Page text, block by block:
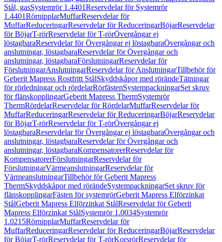
Stål, gasSystemrör 1.4401Reservdelar för Systemrör
1.4401RörnipplarMuffarReservdelar för
MuffarReduceringarReservdelar för ReduceringarBöjarReservdelar
för BöjarT-rörReservdelar för T-rörÖvergångar ej
löstagbaraReservdelar för Övergångar ej löstagbaraÖvergångar och
anslutningar, löstagbaraReservdelar för Övergångar och
anslutningar, löstagbaraFörslutningarReservdelar för
FörslutningarAnslutningarReservdelar för AnslutningarTillbehör för
Geberit Mapress Rostfritt StålSkyddskåpor med rörändeTätningar
för rörledningar och rördelarRörfästenSystempackningarSet skruv
för flänskopplingarGeberit Mapress ThermSystemrör
ThermRördelarReservdelar för RördelarMuffarReservdelar för
MuffarReduceringarReservdelar för ReduceringarBöjarReservdelar
för BöjarT-rörReservdelar för T-rörÖvergångar ej
löstagbaraReservdelar för Övergångar ej löstagbaraÖvergångar och
anslutningar, löstagbaraReservdelar för Övergångar och
anslutningar, löstagbaraKompensatorerReservdelar för
KompensatorerFörslutningarReservdelar för
FörslutningarVärmeanslutningarReservdelar för
VärmeanslutningarTillbehör för Geberit Mapress
ThermSkyddskåpor med rörändeSystempackningarSet skruv för
flänskopplingarFästen för systemrörGeberit Mapress Elförzinkat
StålGeberit Mapress Elförzinkat StålReservdelar för Geberit
Mapress Elförzinkat StålSystemrör 1.0034Systemrör
1.0215RörnipplarMuffarReservdelar för
MuffarReduceringarReservdelar för ReduceringarBöjarReservdelar
för BöjarT-rörReservdelar för T-rörKorsrörReservdelar för